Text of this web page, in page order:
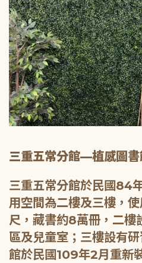
三重五常分館—植感圖書
三重五常分館於民國84
用空間為二樓及三樓，
尺，藏書約8萬冊，二樓
區及兒童室；三樓設有
館於民國109年2月重新